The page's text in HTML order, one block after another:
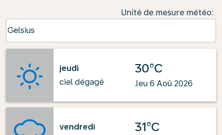
Unité de mesure météo:
Celsius
keyboard_arrow_down
jeudi
ciel dégagé
30°C
Jeu 6 Aoû 2026
vendredi
31°C